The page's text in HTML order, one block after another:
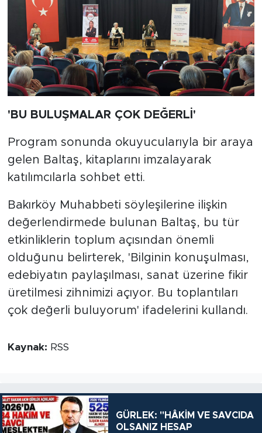
'BU BULUŞMALAR ÇOK DEĞERLİ'
Program sonunda okuyucularıyla bir araya
gelen Baltaş, kitaplarını imzalayarak
katılımcılarla sohbet etti.
Bakırköy Muhabbeti söyleşilerine ilişkin
değerlendirmede bulunan Baltaş, bu tür
etkinliklerin toplum açısından önemli
olduğunu belirterek, 'Bilginin konuşulması,
edebiyatın paylaşılması, sanat üzerine fikir
üretilmesi zihnimizi açıyor. Bu toplantıları
çok değerli buluyorum' ifadelerini kullandı.
Kaynak: RSS
GÜRLEK: "HÂKİM VE SAVCIDA
OLSANIZ HESAP